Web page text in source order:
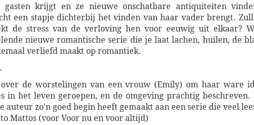
krijgt en ze nieuwe onschatbare antiquiteiten
een stapje dichterbij het vinden van haar vader brengt.
de stress van de verloving hen voor eeuwig uit elkaar?
nieuwe romantische serie die je laat lachen, huilen, de
verliefd maakt op romantiek.
over de worstelingen van een vrouw (Emily) om haar ware
in het leven geroepen, en de omgeving prachtig
auteur zo'n goed begin heeft gemaakt aan een serie die veel
Mattos (voor Voor nu en voor altijd)